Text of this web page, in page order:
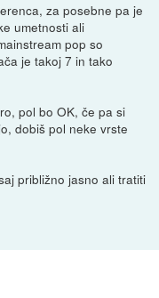
za posebne pa je
umetnosti ali
pop so
je takoj 7 in tako
pol bo OK, če pa si
dobiš pol neke vrste
približno jasno ali tratiti